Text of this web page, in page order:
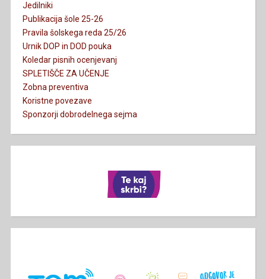
Jedilniki
Publikacija šole 25-26
Pravila šolskega reda 25/26
Urnik DOP in DOD pouka
Koledar pisnih ocenjevanj
SPLETIŠČE ZA UČENJE
Zobna preventiva
Koristne povezave
Sponzorji dobrodelnega sejma